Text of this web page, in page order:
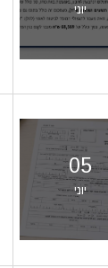
יוני
05
יוני